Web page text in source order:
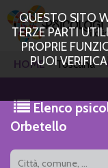
QUESTO SITO
TERZE PARTI
PROPRIE
PUOI
HOME Toscana
Elenco
Orbetello